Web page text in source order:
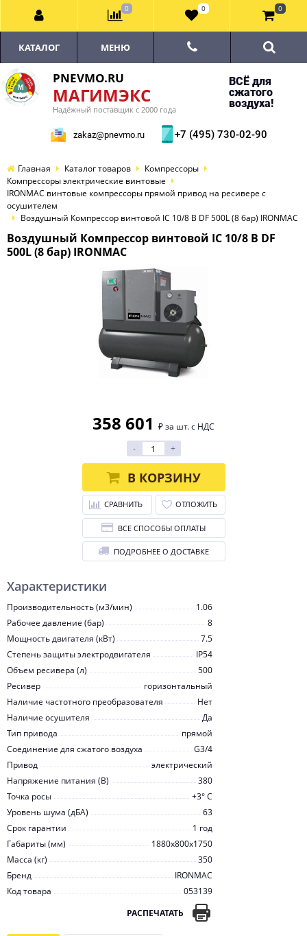
PNEVMO.RU
МАГИМЭКС
Надёжный поставщик с 2000 года
ВСЁ для
сжатого
воздуха!
zakaz@pnevmo.ru +7 (495) 730-02-90
КАТАЛОГ МЕНЮ
Главная Каталог товаров
Компрессоры
Компрессоры электрические винтовые
IRONMAC винтовые компрессоры прямой привод на ресивере с
осушителем
Воздушный Компрессор винтовой IC 10/8 B DF 500L (8 бар) IRONMAC
Воздушный Компрессор винтовой IC 10/8 B DF
500L (8 бар) IRONMAC
Характеристики
Производительность (м3/мин)
1.06
Рабочее давление (бар)
8
Мощность двигателя (кВт)
7.5
Степень защиты электродвигателя
IP54
Объем ресивера (л)
500
Ресивер
горизонтальный
Наличие частотного преобразователя
Нет
Наличие осушителя
Да
Тип привода
прямой
Соединение для сжатого воздуха
G3/4
Привод
электрический
Напряжение питания (В)
380
Точка росы
+3° С
Уровень шума (дБА)
63
Срок гарантии
1 год
Габариты (мм)
1880x800x1750
Масса (кг)
350
Бренд
IRONMAC
Код товара
053139
РАСПЕЧАТАТЬ
358 601 ₽ за шт. с НДС
-
+
В КОРЗИНУ
СРАВНИТЬ ОТЛОЖИТЬ
ВСЕ СПОСОБЫ ОПЛАТЫ
ПОДРОБНЕЕ О ДОСТАВКЕ
0 0 0